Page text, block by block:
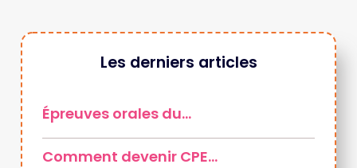
Les derniers articles
Épreuves orales du…
Comment devenir CPE…